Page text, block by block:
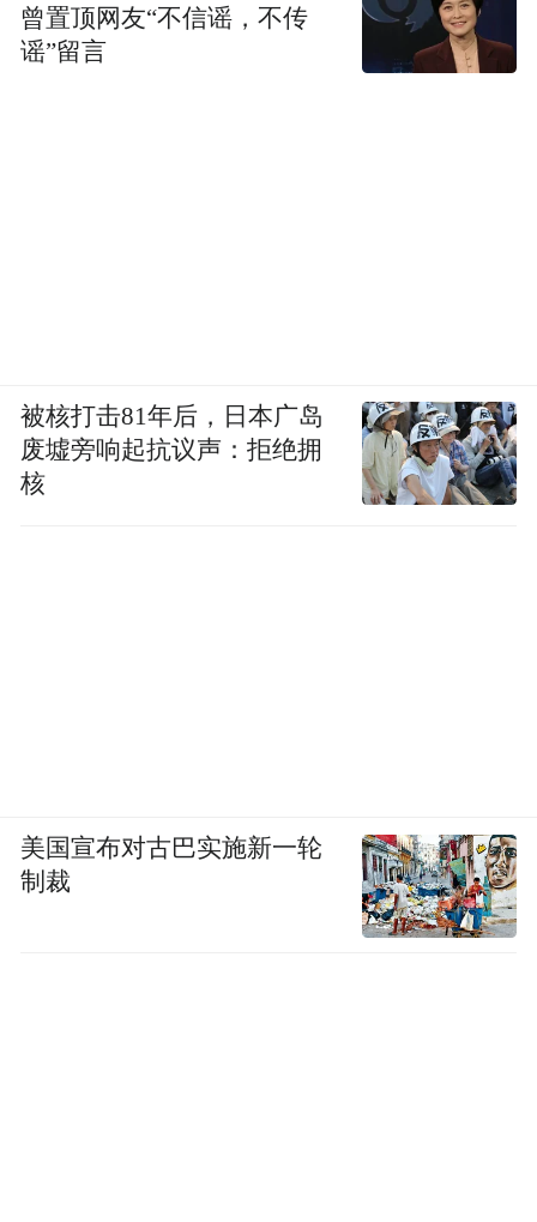
曾置顶网友“不信谣，不传
谣”留言
被核打击81年后，日本广岛
废墟旁响起抗议声：拒绝拥
核
美国宣布对古巴实施新一轮
制裁